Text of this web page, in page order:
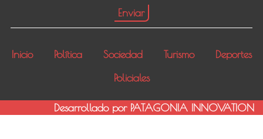
Inicio Política Sociedad Turismo
Deportes
Policiales
Desarrollado por PATAGONIA INNOVATION